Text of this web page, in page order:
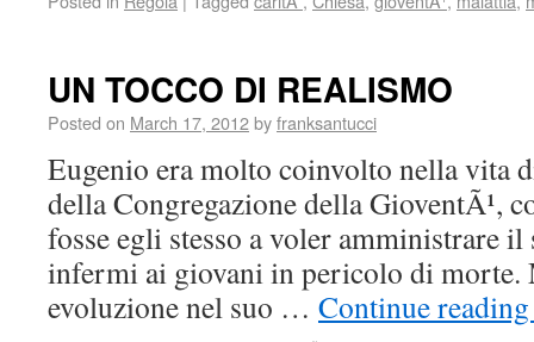
UN TOCCO DI REALISMO
Posted on March 17, 2012byfranksantucci
Eugenio era molto coinvolto nella vita
della Congregazione della GioventÃ¹,
fosse egli stesso a voler amministrare
infermi ai giovani in pericolo di morte.
evoluzione nel suo … Continue